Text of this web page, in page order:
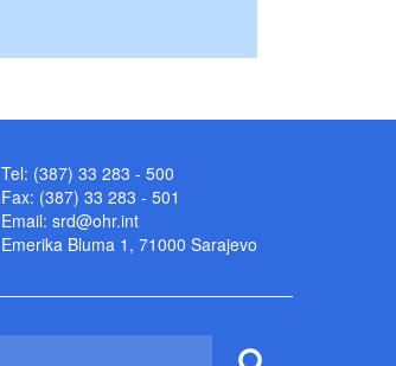
Tel: (387) 33 283 - 500
Fax: (387) 33 283 - 501
Email: srd@ohr.int
Emerika Bluma 1, 71000 Sarajevo